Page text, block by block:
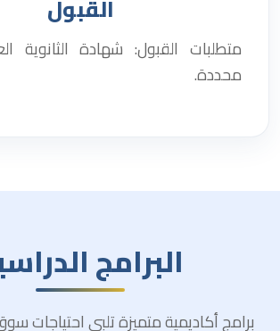
القبول
متطلبات القبول: شهادة الثانوية
محددة.
البرامج
برامج أكاديمية متميزة تلبي احتياجات